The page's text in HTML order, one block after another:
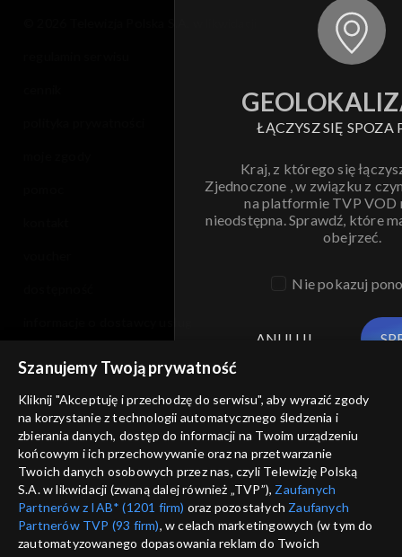
ŁĄCZYSZ SIĘ SPOZA
Kraj, z którego się
Zjednoczone , w związku z
na platformie TVP VOD
nieodstępna. Sprawdź, które
obejrzeć.
Nie pokazuj
ANULUJ
Szanujemy Twoją prywatność
Kliknij "Akceptuję i przechodzę do serwisu", aby wyrazić zgody
na korzystanie z technologii automatycznego śledzenia i
zbierania danych, dostęp do informacji na Twoim urządzeniu
końcowym i ich przechowywanie oraz na przetwarzanie
Twoich danych osobowych przez nas, czyli Telewizję Polską
S.A. w likwidacji (zwaną dalej również „TVP”), Zaufanych
Partnerów z IAB* (1201 firm) oraz pozostałych Zaufanych
Partnerów TVP (93 firm), w celach marketingowych (w tym do
zautomatyzowanego dopasowania reklam do Twoich